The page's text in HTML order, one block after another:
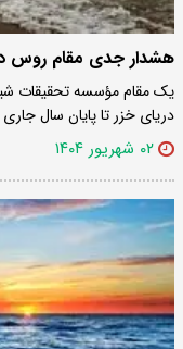
هشدار جدی مقام روس
یک مقام مؤسسه تحقیقات
دریای خزر تا پایان سال جاری میلادی
۰۲ شهریور ۱۴۰۴